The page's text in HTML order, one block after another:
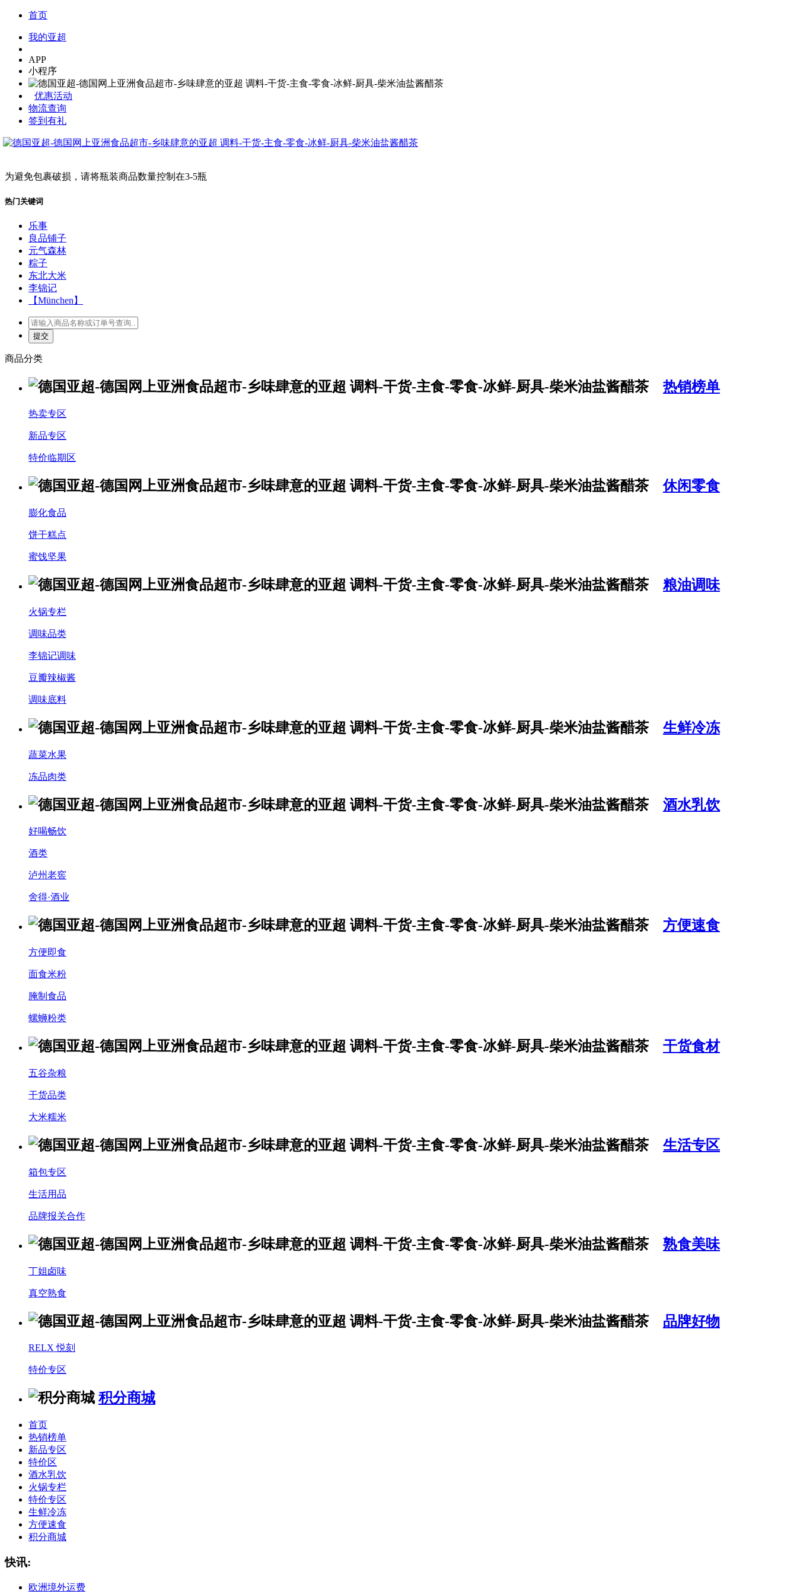
首页
我的亚超
APP
小程序
优惠活动
物流查询
签到有礼
为避免包裹破损，请将瓶装商品数量控制在3-5瓶
热门关键词
乐事
良品铺子
元气森林
粽子
东北大米
李锦记
【München】
商品分类
热销榜单
热卖专区
新品专区
特价临期区
休闲零食
膨化食品
饼干糕点
蜜饯坚果
粮油调味
火锅专栏
调味品类
李锦记调味
豆瓣辣椒酱
调味底料
生鲜冷冻
蔬菜水果
冻品肉类
酒水乳饮
好喝畅饮
酒类
泸州老窖
舍得·酒业
方便速食
方便即食
面食米粉
腌制食品
螺蛳粉类
干货食材
五谷杂粮
干货品类
大米糯米
生活专区
箱包专区
生活用品
品牌报关合作
熟食美味
丁姐卤味
真空熟食
品牌好物
RELX 悦刻
特价专区
积分商城
首页
热销榜单
新品专区
特价区
酒水乳饮
火锅专栏
特价专区
生鲜冷冻
方便速食
积分商城
快讯:
欧洲境外运费